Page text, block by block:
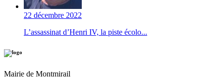
22 décembre 2022
L’assassinat d’Henri IV, la piste écolo...
Mairie de Montmirail